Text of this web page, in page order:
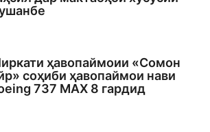
ҳавопаймоии «Сомон
соҳиби ҳавопаймои нави
737 MAX 8 гардид